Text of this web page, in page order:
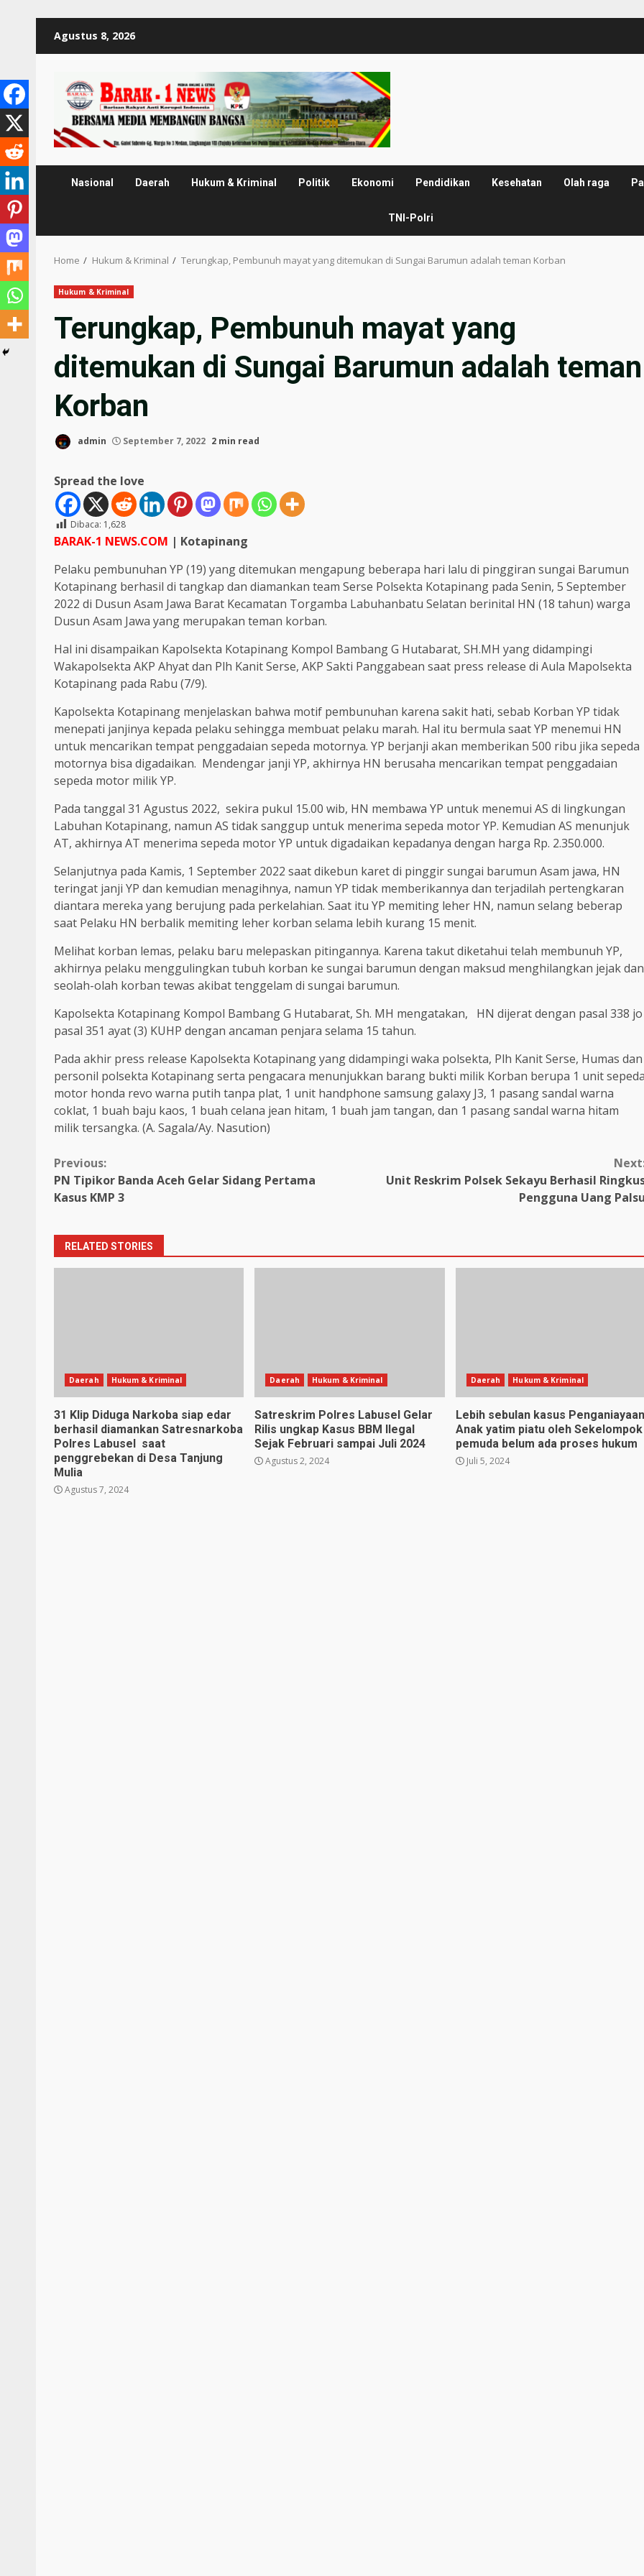
Agustus 8, 2026
Nasional Daerah Hukum & Kriminal Politik Ekonomi Pendidikan Kesehatan Olah raga
TNI-Polri
Home Hukum & Kriminal Terungkap, Pembunuh mayat yang ditemukan di Sungai Barumun adalah teman Korban
Hukum & Kriminal
Terungkap, Pembunuh mayat yang
ditemukan di Sungai Barumun adalah teman
Korban
admin September 7, 2022 2 min read
Spread the love
Dibaca: 1,628
BARAK-1 NEWS.COM | Kotapinang
Pelaku pembunuhan YP (19) yang ditemukan mengapung beberapa hari lalu di pinggiran sungai Barumun
Kotapinang berhasil di tangkap dan diamankan team Serse Polsekta Kotapinang pada Senin, 5 September
2022 di Dusun Asam Jawa Barat Kecamatan Torgamba Labuhanbatu Selatan berinital HN (18 tahun) warga
Dusun Asam Jawa yang merupakan teman korban.
Hal ini disampaikan Kapolsekta Kotapinang Kompol Bambang G Hutabarat, SH.MH yang didampingi
Wakapolsekta AKP Ahyat dan Plh Kanit Serse, AKP Sakti Panggabean saat press release di Aula Mapolsekta
Kotapinang pada Rabu (7/9).
Kapolsekta Kotapinang menjelaskan bahwa motif pembunuhan karena sakit hati, sebab Korban YP tidak
menepati janjinya kepada pelaku sehingga membuat pelaku marah. Hal itu bermula saat YP menemui HN
untuk mencarikan tempat penggadaian sepeda motornya. YP berjanji akan memberikan 500 ribu jika sepeda
motornya bisa digadaikan. Mendengar janji YP, akhirnya HN berusaha mencarikan tempat penggadaian
sepeda motor milik YP.
Pada tanggal 31 Agustus 2022, sekira pukul 15.00 wib, HN membawa YP untuk menemui AS di lingkungan
Labuhan Kotapinang, namun AS tidak sanggup untuk menerima sepeda motor YP. Kemudian AS menunjuk
AT, akhirnya AT menerima sepeda motor YP untuk digadaikan kepadanya dengan harga Rp. 2.350.000.
Selanjutnya pada Kamis, 1 September 2022 saat dikebun karet di pinggir sungai barumun Asam jawa, HN
teringat janji YP dan kemudian menagihnya, namun YP tidak memberikannya dan terjadilah pertengkaran
diantara mereka yang berujung pada perkelahian. Saat itu YP memiting leher HN, namun selang beberap
saat Pelaku HN berbalik memiting leher korban selama lebih kurang 15 menit.
Melihat korban lemas, pelaku baru melepaskan pitingannya. Karena takut diketahui telah membunuh YP,
akhirnya pelaku menggulingkan tubuh korban ke sungai barumun dengan maksud menghilangkan jejak dan
seolah-olah korban tewas akibat tenggelam di sungai barumun.
Kapolsekta Kotapinang Kompol Bambang G Hutabarat, Sh. MH mengatakan, HN dijerat dengan pasal 338 jo
pasal 351 ayat (3) KUHP dengan ancaman penjara selama 15 tahun.
Pada akhir press release Kapolsekta Kotapinang yang didampingi waka polsekta, Plh Kanit Serse, Humas dan
personil polsekta Kotapinang serta pengacara menunjukkan barang bukti milik Korban berupa 1 unit
motor honda revo warna putih tanpa plat, 1 unit handphone samsung galaxy J3, 1 pasang sandal warna
coklat, 1 buah baju kaos, 1 buah celana jean hitam, 1 buah jam tangan, dan 1 pasang sandal warna hitam
milik tersangka. (A. Sagala/Ay. Nasution)
Continue
Reading
Previous:
PN Tipikor Banda Aceh Gelar Sidang Pertama
Kasus KMP 3
Unit Reskrim Polsek Sekayu Berhasil
Pengguna Uang
RELATED STORIES
Daerah Hukum & Kriminal
31 Klip Diduga Narkoba siap edar
berhasil diamankan Satresnarkoba
Polres Labusel saat
penggrebekan di Desa Tanjung
Mulia
Agustus 7, 2024
Daerah Hukum & Kriminal
Satreskrim Polres Labusel Gelar
Rilis ungkap Kasus BBM Ilegal
Sejak Februari sampai Juli 2024
Agustus 2, 2024
Daerah Hukum & Kriminal
Lebih sebulan kasus Penganiayaan
Anak yatim piatu oleh Sekelompok
pemuda belum ada proses hukum
Juli 5, 2024